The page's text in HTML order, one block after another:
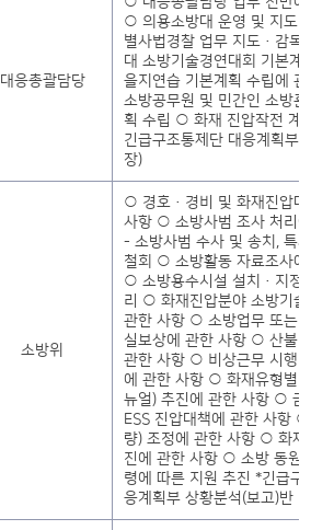
대응총괄담당
○ 의용소방대 운영 및 지도
별사법경찰 업무 지도·감
대 소방기술경연대회 기본
을지연습 기본계획 수립에
소방공무원 및 민간인 소방
획 수립 ○ 화재 진압작전 계
긴급구조통제단 대응계획부(
장)
소방위
○ 경호·경비 및 화재진압대
사항 ○ 소방사범 조사 처리
- 소방사범 수사 및 송치, 특
철회 ○ 소방활동 자료조사에
○ 소방용수시설 설치·지정
리 ○ 화재진압분야 소방기술
관한 사항 ○ 소방업무 또는
실보상에 관한 사항 ○ 산불
관한 사항 ○ 비상근무 시행(
에 관한 사항 ○ 화재유형별
뉴얼) 추진에 관한 사항 ○ 금
ESS 진압대책에 관한 사항
량) 조정에 관한 사항 ○ 화재
진에 관한 사항 ○ 소방 동원
령에 따른 지원 추진 *긴급구
응계획부 상황분석(보고)반